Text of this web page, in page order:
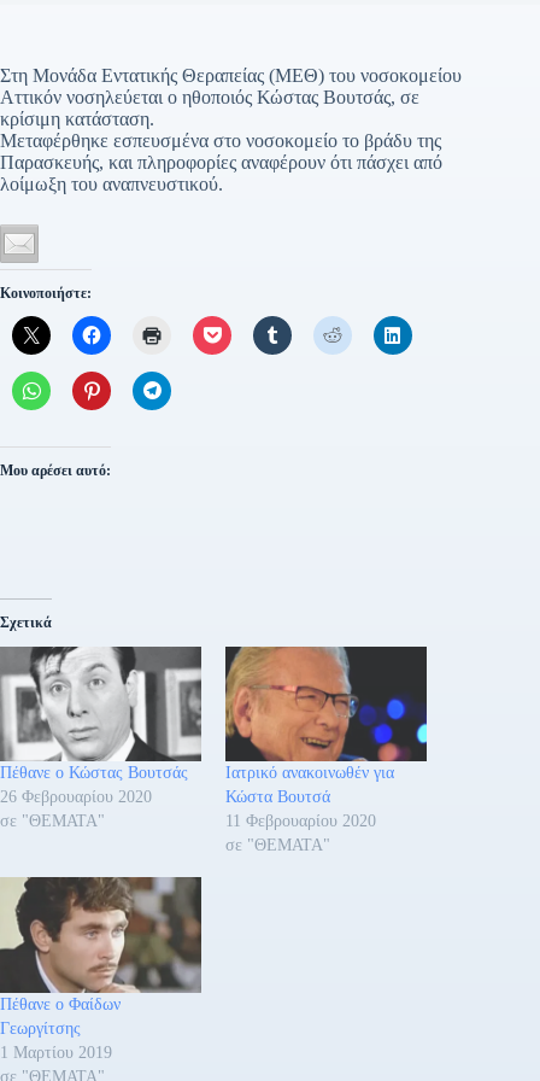
Στη Μονάδα Εντατικής Θεραπείας (ΜΕΘ) του νοσοκομείου
Αττικόν νοσηλεύεται ο ηθοποιός Κώστας Βουτσάς, σε
κρίσιμη κατάσταση.
Μεταφέρθηκε εσπευσμένα στο νοσοκομείο το βράδυ της
Παρασκευής, και πληροφορίες αναφέρουν ότι πάσχει από
λοίμωξη του αναπνευστικού.
Κοινοποιήστε:
Μου αρέσει αυτό:
Σχετικά
Πέθανε ο Κώστας Βουτσάς
26 Φεβρουαρίου 2020
σε "ΘΕΜΑΤΑ"
Ιατρικό ανακοινωθέν για
Κώστα Βουτσά
11 Φεβρουαρίου 2020
σε "ΘΕΜΑΤΑ"
Πέθανε ο Φαίδων
Γεωργίτσης
1 Μαρτίου 2019
σε "ΘΕΜΑΤΑ"